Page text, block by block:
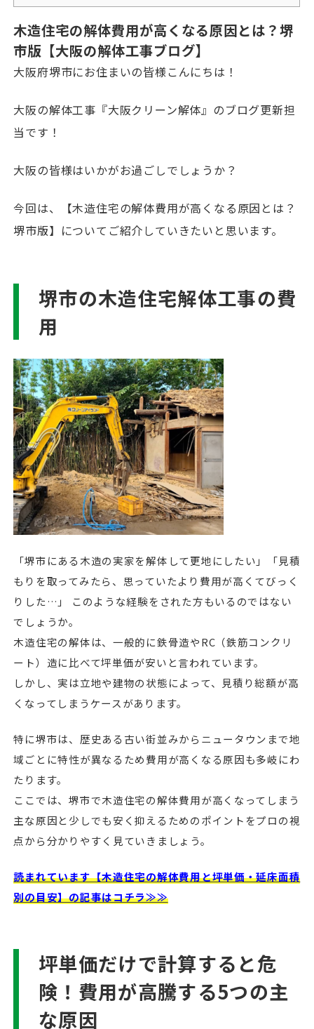
木造住宅の解体費用が高くなる原因とは？堺
市版【大阪の解体工事ブログ】
大阪府堺市にお住まいの皆様こんにちは！
大阪の解体工事『大阪クリーン解体』のブログ更新担
当です！
大阪の皆様はいかがお過ごしでしょうか？
今回は、【木造住宅の解体費用が高くなる原因とは？
堺市版】についてご紹介していきたいと思います。
堺市の木造住宅解体工事の費
用
「堺市にある木造の実家を解体して更地にしたい」「見積
もりを取ってみたら、思っていたより費用が高くてびっく
りした…」 このような経験をされた方もいるのではない
でしょうか。
木造住宅の解体は、一般的に鉄骨造やRC（鉄筋コンクリ
ート）造に比べて坪単価が安いと言われています。
しかし、実は立地や建物の状態によって、見積り総額が高
くなってしまうケースがあります。
特に堺市は、歴史ある古い街並みからニュータウンまで地
域ごとに特性が異なるため費用が高くなる原因も多岐にわ
たります。
ここでは、堺市で木造住宅の解体費用が高くなってしまう
主な原因と少しでも安く抑えるためのポイントをプロの視
点から分かりやすく見ていきましょう。
読まれています【木造住宅の解体費用と坪単価・延床面積
別の目安】の記事はコチラ≫≫
坪単価だけで計算すると危
険！費用が高騰する5つの主
な原因